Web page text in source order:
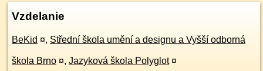
Vzdelanie
BeKid ¤, Střední škola umění a designu a Vyšší odborná
škola Brno ¤, Jazyková škola Polyglot ¤